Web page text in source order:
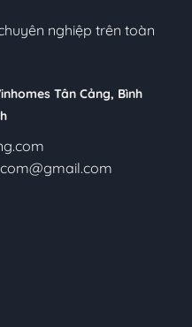
nghiệp trên toàn
Tân Cảng, Bình